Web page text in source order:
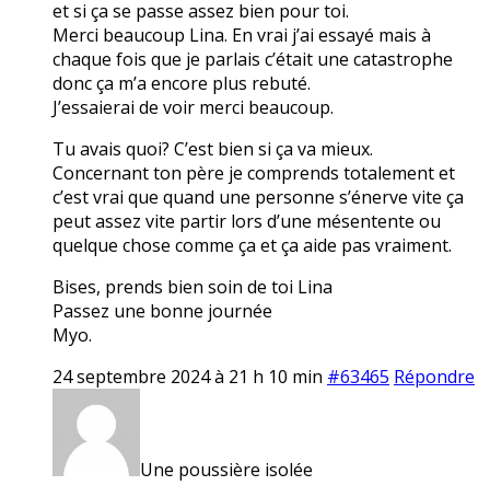
et si ça se passe assez bien pour toi.
Merci beaucoup Lina. En vrai j’ai essayé mais à
chaque fois que je parlais c’était une catastrophe
donc ça m’a encore plus rebuté.
J’essaierai de voir merci beaucoup.
Tu avais quoi? C’est bien si ça va mieux.
Concernant ton père je comprends totalement et
c’est vrai que quand une personne s’énerve vite ça
peut assez vite partir lors d’une mésentente ou
quelque chose comme ça et ça aide pas vraiment.
Bises, prends bien soin de toi Lina
Passez une bonne journée
Myo.
24 septembre 2024 à 21 h 10 min #63465 Répondre
Une poussière isolée